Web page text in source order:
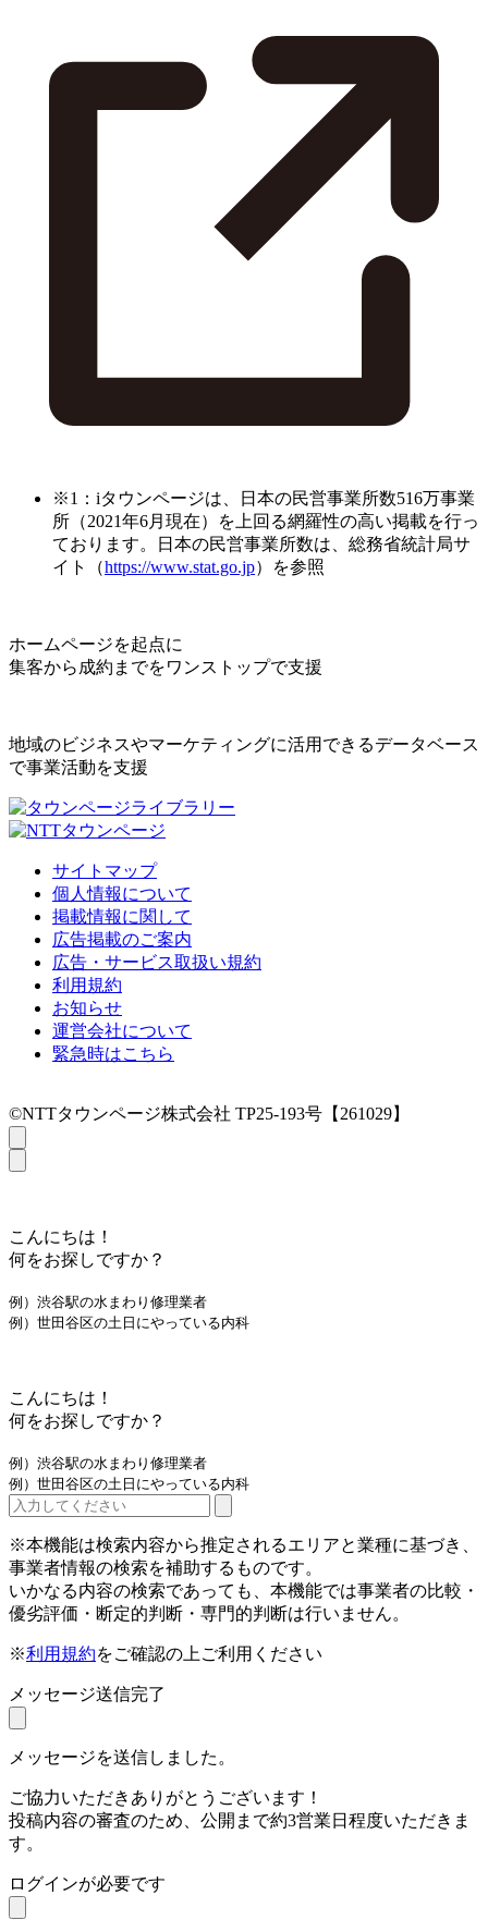
※1：iタウンページは、日本の民営事業所数516万事業
所（2021年6月現在）を上回る網羅性の高い掲載を行っ
ております。日本の民営事業所数は、総務省統計局サ
イト（https://www.stat.go.jp）を参照
ホームページを起点に
集客から成約までをワンストップで支援
地域のビジネスやマーケティングに活用できるデータベース
で事業活動を支援
サイトマップ
個人情報について
掲載情報に関して
広告掲載のご案内
広告・サービス取扱い規約
利用規約
お知らせ
運営会社について
緊急時はこちら
©NTTタウンページ株式会社 TP25-193号【261029】
こんにちは！
何をお探しですか？
例）渋谷駅の水まわり修理業者
例）世田谷区の土日にやっている内科
こんにちは！
何をお探しですか？
例）渋谷駅の水まわり修理業者
例）世田谷区の土日にやっている内科
※本機能は検索内容から推定されるエリアと業種に基づき、
事業者情報の検索を補助するものです。
いかなる内容の検索であっても、本機能では事業者の比較・
優劣評価・断定的判断・専門的判断は行いません。
※利用規約をご確認の上ご利用ください
メッセージ送信完了
メッセージを送信しました。
ご協力いただきありがとうございます！
投稿内容の審査のため、公開まで約3営業日程度いただきま
す。
ログインが必要です